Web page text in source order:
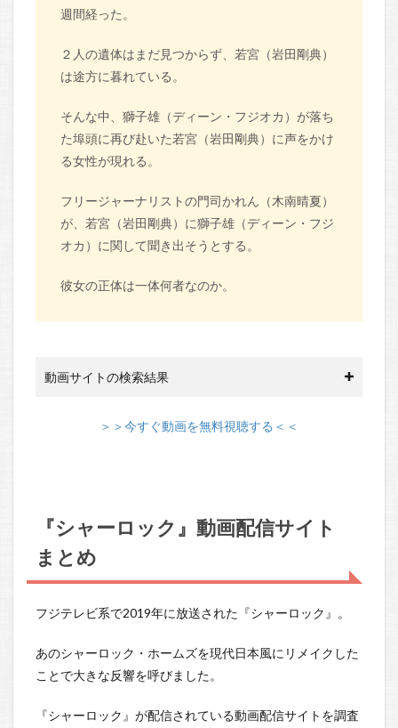
週間経った。
２人の遺体はまだ見つからず、若宮（岩田剛典）
は途方に暮れている。
そんな中、獅子雄（ディーン・フジオカ）が落ち
た埠頭に再び赴いた若宮（岩田剛典）に声をかけ
る女性が現れる。
フリージャーナリストの門司かれん（木南晴夏）
が、若宮（岩田剛典）に獅子雄（ディーン・フジ
オカ）に関して聞き出そうとする。
彼女の正体は一体何者なのか。
動画サイトの検索結果
＞＞今すぐ動画を無料視聴する＜＜
『シャーロック』動画配信サイト
まとめ
フジテレビ系で2019年に放送された『シャーロック』。
あのシャーロック・ホームズを現代日本風にリメイクした
ことで大きな反響を呼びました。
『シャーロック』が配信されている動画配信サイトを調査